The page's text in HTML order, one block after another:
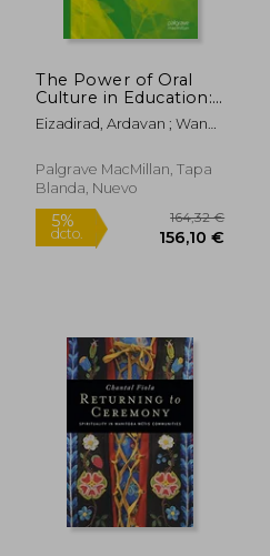
5% 20,05 €
The Power of Oral
Culture in Education:
Theorizing Proverbs,
Idioms, and Folklore
Eizadirad, Ardavan ; Wane,
Palgrave MacMillan, Tapa
Blanda, Nuevo